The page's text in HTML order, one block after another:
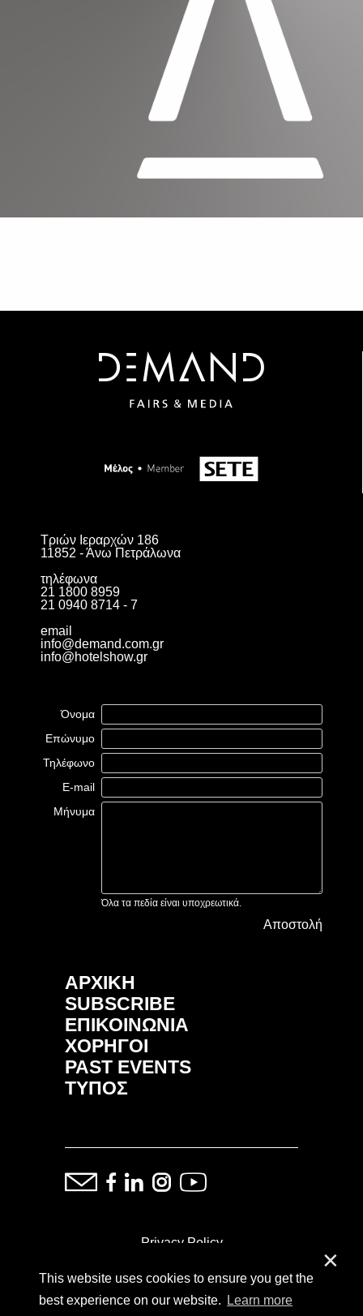
This website uses cookies to ensure you get the
best experience on our website.
Learn more
✕
Τριών Ιεραρχών 186
11852 - Άνω Πετράλωνα
τηλέφωνα
21 1800 8959
21 0940 8714 - 7
email
info@demand.com.gr
info@hotelshow.gr
Όνομα
Επώνυμο
Τηλέφωνο
E-mail
Μήνυμα
Όλα τα πεδία είναι υποχρεωτικά.
Αποστολή
ΑΡΧΙΚΗ
SUBSCRIBE
ΕΠΙΚΟΙΝΩΝΙΑ
ΧΟΡΗΓΟΙ
PAST EVENTS
ΤΥΠΟΣ
Privacy Policy
ⓒ Copyright: Demand Fairs & Media, 2014-2026